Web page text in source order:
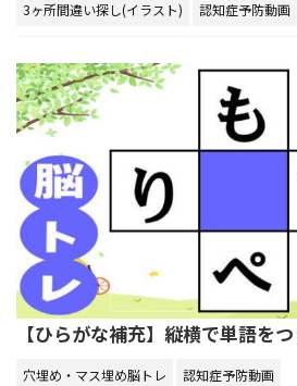
3ヶ所間違い探し(イラスト) 認知症予防動画
【ひらがな補充】縦横で単語を
穴埋め・マス埋め脳トレ 認知症予防動画